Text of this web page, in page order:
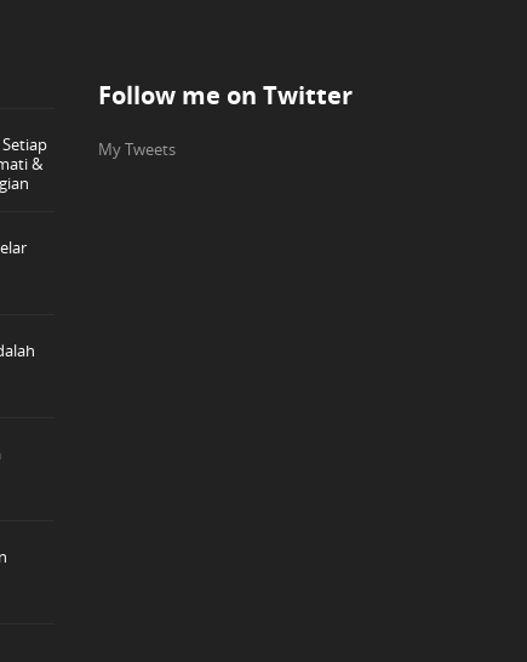
&
Follow me on Twitter
My Tweets